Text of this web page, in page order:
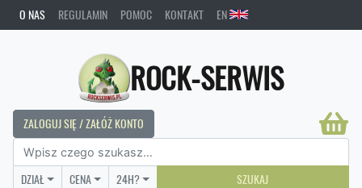
O NAS REGULAMIN POMOC KONTAKT EN
ROCK-SERWIS
ZALOGUJ SIĘ / ZAŁÓŻ KONTO
DZIAŁ CENA 24H? SZUKAJ